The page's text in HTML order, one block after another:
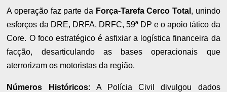
A operação faz parte da Força-Tarefa Cerco Total , unindo
esforços da DRE, DRFA, DRFC, 59ª DP e o apoio tático da
Core. O foco estratégico é asfixiar a logística financeira da
facção, desarticulando as bases operacionais que
aterrorizam os motoristas da região.
Números Históricos: A Polícia Civil divulgou dados